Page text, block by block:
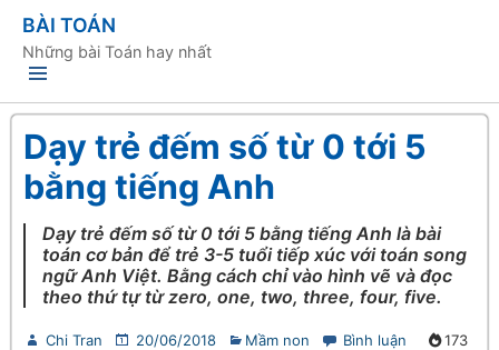
BÀI TOÁN
Những bài Toán hay nhất
Dạy trẻ đếm số từ 0 tới 5
bằng tiếng Anh
Dạy trẻ đếm số từ 0 tới 5 bằng tiếng Anh là bài
toán cơ bản để trẻ 3-5 tuổi tiếp xúc với toán song
ngữ Anh Việt. Bằng cách chỉ vào hình vẽ và đọc
theo thứ tự từ zero, one, two, three, four, five.
Chi Tran 20/06/2018 Mầm non Bình luận
173